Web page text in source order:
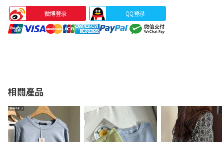
微博登录 QQ登录
相關產品